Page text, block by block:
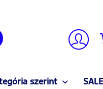
szerint SALE